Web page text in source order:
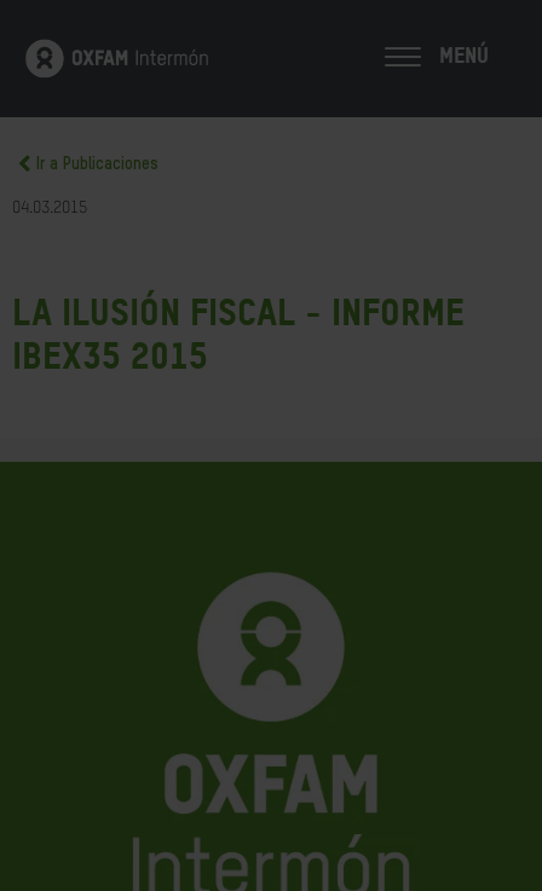
MENÚ
Ir a Publicaciones
04.03.2015
La ilusión fiscal - Informe
IBEX35 2015